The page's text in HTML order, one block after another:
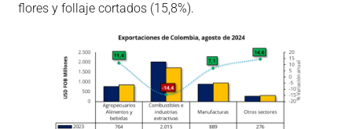
flores y follaje cortados (15,8%).